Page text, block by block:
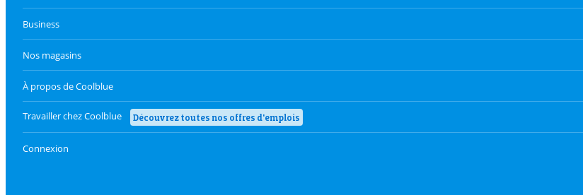
Business
Nos magasins
À propos de Coolblue
Travailler chez Coolblue Découvrez toutes nos offres d'emplois
Connexion